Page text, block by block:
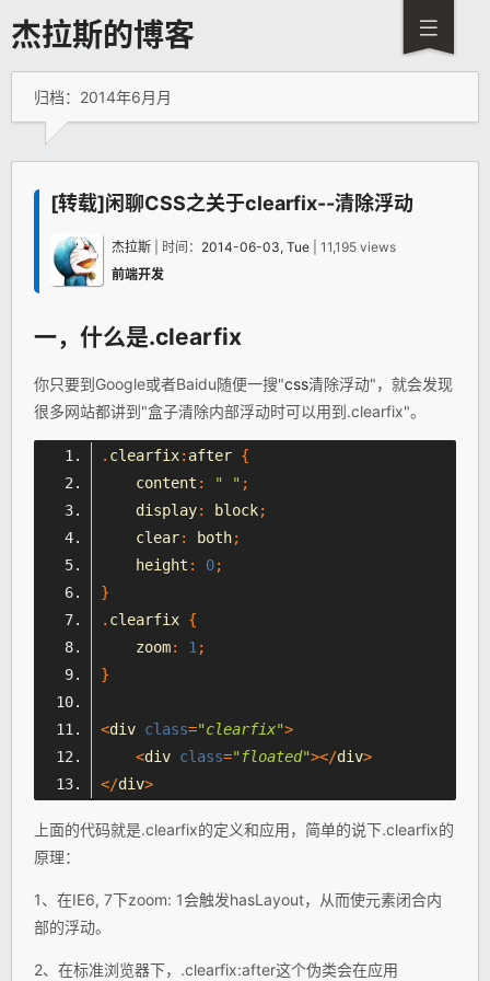
杰拉斯的博客
归档：2014年6月月
[转载]闲聊CSS之关于clearfix--清除浮动
杰拉斯 | 时间： 2014-06-03, Tue | 11,195 views
前端开发
一，什么是.clearfix
你只要到Google或者Baidu随便一搜"css清除浮动"，就会发现
很多网站都讲到"盒子清除内部浮动时可以用到.clearfix"。
. clearfix: after {
    content
: " " ;
    display
: block;
    clear
: both;
    height
: 0;
}
. clearfix {
    zoom
: 1 ;
}
<div class="clearfix">
<div class="floated"></div>
</div>
上面的代码就是.clearfix的定义和应用，简单的说下.clearfix的
原理：
1、在IE6, 7下zoom: 1会触发hasLayout，从而使元素闭合内
部的浮动。
2、在标准浏览器下，.clearfix:after这个伪类会在应用